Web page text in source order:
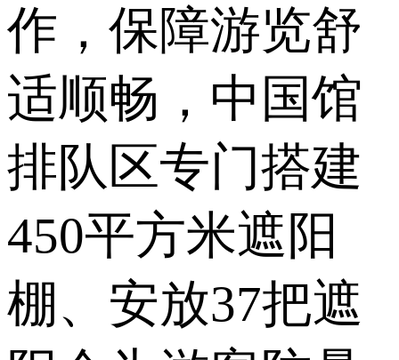
作，保障游览舒
适顺畅，中国馆
排队区专门搭建
450平方米遮阳
棚、安放37把遮